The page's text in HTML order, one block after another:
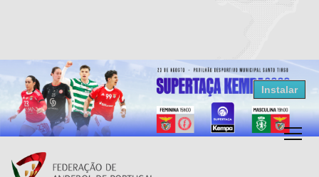
Resultados Andebol
Federação de Andebol de Portugal
Grátis - Disponivel na Play Store
Instalar